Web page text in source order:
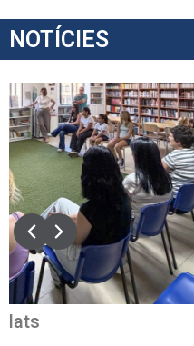
NOTÍCIES
Quan el camí